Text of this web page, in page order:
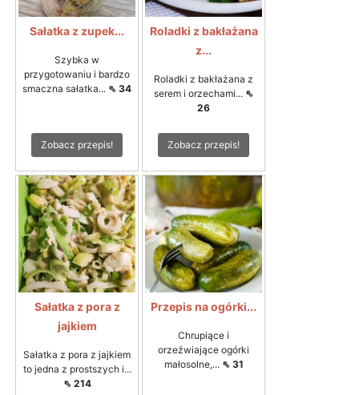
Sałatka z zupek...
Szybka w
przygotowaniu i bardzo
smaczna sałatka... ⇖ 34
Zobacz przepis!
Roladki z bakłażana
z...
Roladki z bakłażana z
serem i orzechami... ⇖
26
Zobacz przepis!
Sałatka z pora z
jajkiem
Sałatka z pora z jajkiem
to jedna z prostszych i...
⇖ 214
Przepis na ogórki...
Chrupiące i
orzeźwiające ogórki
małosolne,... ⇖ 31